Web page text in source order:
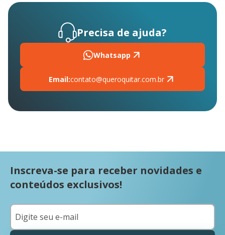
Precisa de ajuda?
Whatsapp
Email:contato@queroquitar.com.br
Inscreva-se para receber novidades e
conteúdos exclusivos!